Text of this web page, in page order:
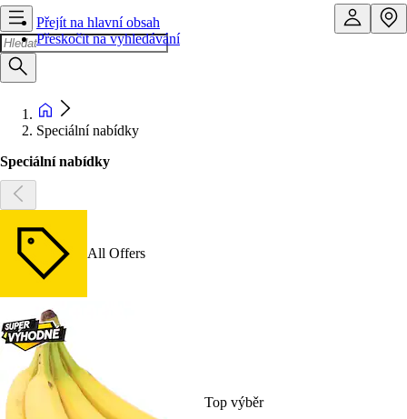
Přejít na hlavní obsah
Přeskočit na vyhledávání
Speciální nabídky
Speciální nabídky
All Offers
Top výběr